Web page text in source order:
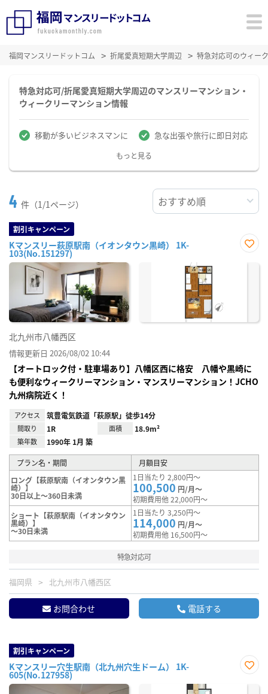
福岡マンスリードットコム 折尾愛真短期大学周辺 特急対応可のウィー
特急対応可/折尾愛真短期大学周辺のマンスリーマンション・
ウィークリーマンション情報
移動が多いビジネスマンに 急な出張や旅行に即日対応
もっと見る
4 件（1/1ページ）
割引キャンペーン
Kマンスリー萩原駅南（イオンタウン黒崎） 1K-
103(No.151297)
に入
北九州市八幡西区
情報更新日 2026/08/02 10:44
【オートロック付・駐車場あり】八幡区西に格安 八幡や黒崎に
も便利なウィークリーマンション・マンスリーマンション！JCHO
九州病院近く！
アクセス 筑豊電気鉄道「萩原駅」徒歩14分
間取り 1R 面積 18.9m²
築年数 1990年 1月 築
プラン名・期間
月額目安
ロング【萩原駅南（イオンタウン黒
崎）】
30日以上～360日未満
1日当たり 2,800円～
100,500 円/月～
初期費用他 22,000円～
ショート【萩原駅南（イオンタウン
黒崎）】
～30日未満
1日当たり 3,250円～
114,000 円/月～
初期費用他 16,500円～
特急対応可
福岡県 北九州市八幡西区
お問合わせ 電話する
割引キャンペーン
Kマンスリー穴生駅南（北九州穴生ドーム） 1K-
605(No.127958)
に入